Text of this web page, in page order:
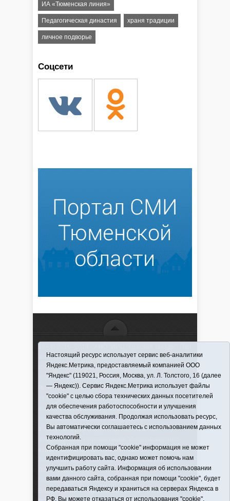
ИА «Тюменская линия»
Педагогическая династия храня традиции
личное подворье
Соцсети
использовании материалов ссылка обязательна
Информационная лента выходит при финансовой
поддержке правительства Тюменской области
Регистрационный номер СМИ ЭЛ № ФС 77-66066
от 10.06. 2016 г. выдано Федеральной службой по
надзору в сфере связи, информационных
технологий и массовых коммуникаций.
Учредитель (соучредители) Автономная
некоммерческая организация "Информационно-
издательский центр "Красная звезда"" (627570,
Тюменская обл., Викуловский р-н, с. Викулово, ул.
Ленина, д. 5).
Главный редактор Антюхова Светлана
Владимировна. Адрес электронной почты:
Настоящий ресурс использует сервис веб-аналитики
Яндекс.Метрика, предоставляемый компанией ООО
"Яндекс" (119021, Россия, Москва, ул. Л. Толстого, 16 (далее
— Яндекс)). Сервис Яндекс.Метрика использует файлы
"cookie" с целью сбора технических данных посетителей
для обеспечения работоспособности и улучшения
качества обслуживания. Продолжая использовать ресурс,
Вы автоматически соглашаетесь с использованием данных
технологий.
Собранная при помощи "cookie" информация не может
идентифицировать вас, однако может помочь нам
улучшить работу сайта. Информация об использовании
вами данного сайта, собранная при помощи "cookie", будет
передаваться Яндексу и храниться на серверах Яндекса в
РФ. Вы можете отказаться от использования "cookie",